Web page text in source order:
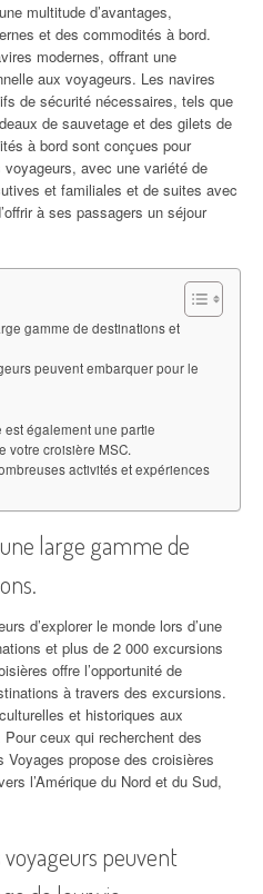
multitude d’avantages,
et des commodités à bord.
modernes, offrant une
aux voyageurs. Les navires
de sécurité nécessaires, tels que
de sauvetage et des gilets de
à bord sont conçues pour
avec une variété de
et familiales et de suites avec
à ses passagers un séjour
gamme de destinations et
peuvent embarquer pour le
également une partie
votre croisière MSC.
activités et expériences
large gamme de
d’explorer le monde lors d’une
et plus de 2 000 excursions
offre l’opportunité de
à travers des excursions.
et historiques aux
ceux qui recherchent des
propose des croisières
l’Amérique du Nord et du Sud,
voyageurs peuvent